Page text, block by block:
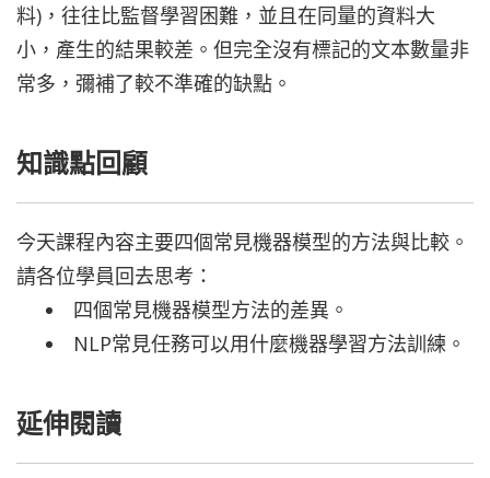
料)，往往比監督學習困難，並且在同量的資料大
小，產生的結果較差。但完全沒有標記的文本數量非
常多，彌補了較不準確的缺點。
知識點回顧
今天課程內容主要四個常見機器模型的方法與比較 。
請各位學員回去思考：
四個常見機器模型方法的差異 。
NLP常見任務可以用什麼機器學習方法訓練。
延伸閱讀